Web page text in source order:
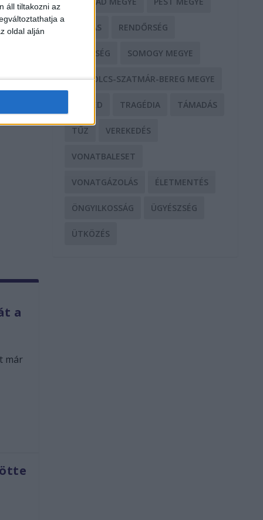
áll tiltakozni az
a
oldal alján
a
már
RABLÁS RENDŐRSÉG
SEGÍTSÉG SOMOGY MEGYE
SZABOLCS-SZATMÁR-BEREG MEGYE
SZEGED TRAGÉDIA TÁMADÁS
TŰZ VEREKEDÉS
VONATBALESET
VONATGÁZOLÁS ÉLETMENTÉS
ÖNGYILKOSSÁG ÜGYÉSZSÉG
ÜTKÖZÉS